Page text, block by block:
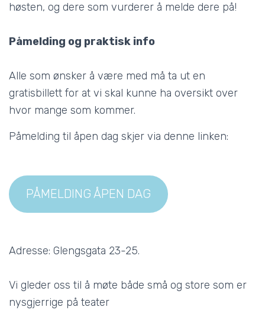
høsten, og dere som vurderer å melde dere på!
Påmelding og praktisk info
Alle som ønsker å være med må ta ut en
gratisbillett for at vi skal kunne ha oversikt over
hvor mange som kommer.
Påmelding til åpen dag skjer via denne linken:
PÅMELDING ÅPEN DAG
Adresse: Glengsgata 23-25.
Vi gleder oss til å møte både små og store som er
nysgjerrige på teater